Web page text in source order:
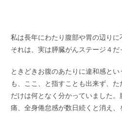
私は長年にわたり腹部や胃の辺りに
それは、実は膵臓がんステージ４だ
ときどきお腹のあたりに違和感と
も、ここ、と指すことも出来ず、
だけは何となく分かっていました
痛、全身倦怠感が数日続くと消え